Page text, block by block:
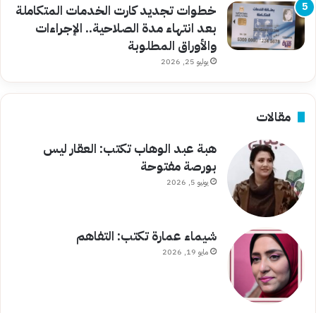
خطوات تجديد كارت الخدمات المتكاملة
بعد انتهاء مدة الصلاحية.. الإجراءات
والأوراق المطلوبة
يوليو 25, 2026
مقالات
هبة عبد الوهاب تكتب: العقار ليس
بورصة مفتوحة
يونيو 5, 2026
شيماء عمارة تكتب: التفاهم
مايو 19, 2026